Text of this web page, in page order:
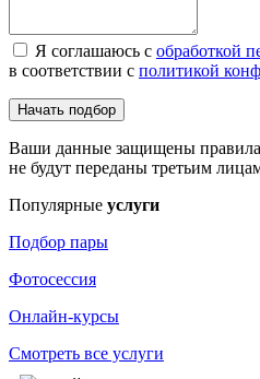
Я соглашаюсь с обработкой
в соответствии с политикой
Начать подбор
Ваши данные защищены
не будут переданы третьим
Популярные услуги
Подбор пары
Фотосессия
Онлайн-курсы
Смотреть все услуги